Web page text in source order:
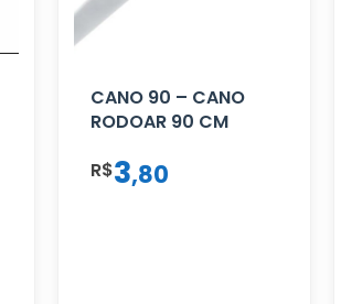
CANO 90 – CANO
RODOAR 90 CM
R$3,80